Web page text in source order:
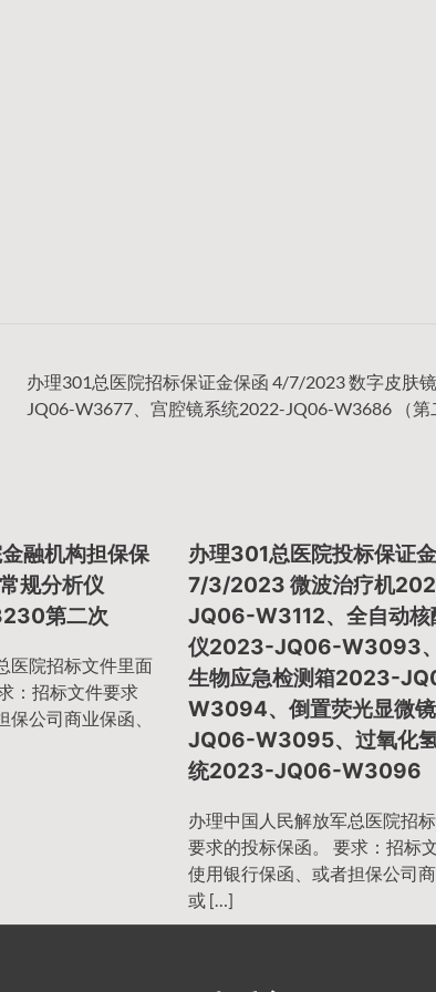
办理301总医院招标保证金保函 4/7/2023 数字皮肤
JQ06-W3677、宫腔镜系统2022-JQ06-W3686 （第
融机构担保保
规分析仪
第二次
医院招标文件里面
：招标文件要求
公司商业保函、
办理301总医院投标保证金
7/3/2023 微波治疗机
JQ06-W3112、全自动核
仪2023-JQ06-W3093
生物应急检测箱2023-
W3094、倒置荧光显微
JQ06-W3095、过氧化
统2023-JQ06-W3096
办理中国人民解放军总医院招
要求的投标保函。 要求：招标
使用银行保函、或者担保公司商
或 […]